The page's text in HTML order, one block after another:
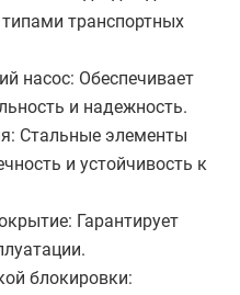
транспортных
насос: Обеспечивает
и надежность.
Стальные элементы
и устойчивость к
Гарантирует
блокировки: